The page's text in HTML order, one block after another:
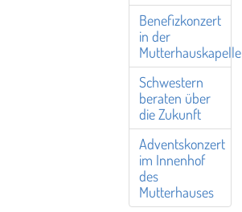
Benefizkonzert
in der
Mutterhauskapelle
Schwestern
beraten über
die Zukunft
Adventskonzert
im Innenhof
des
Mutterhauses